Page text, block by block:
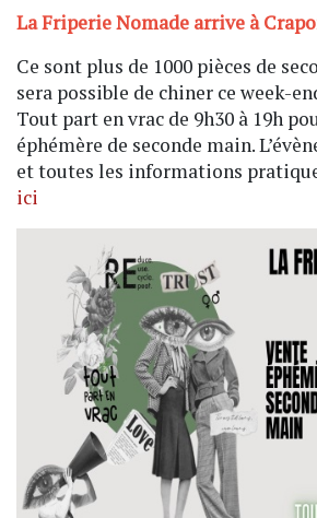
La Friperie Nomade arrive à
Ce sont plus de 1000 pièces de
sera possible de chiner ce week-
Tout part en vrac de 9h30 à 19h
éphémère de seconde main.
et toutes les informations
ici